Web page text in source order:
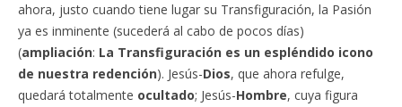
ahora, justo cuando tiene lugar su Transfiguración, la Pasión
ya es inminente (sucederá al cabo de pocos días)
(ampliación: La Transfiguración es un espléndido icono
de nuestra redención). Jesús-Dios, que ahora refulge,
quedará totalmente ocultado; Jesús-Hombre, cuya figura